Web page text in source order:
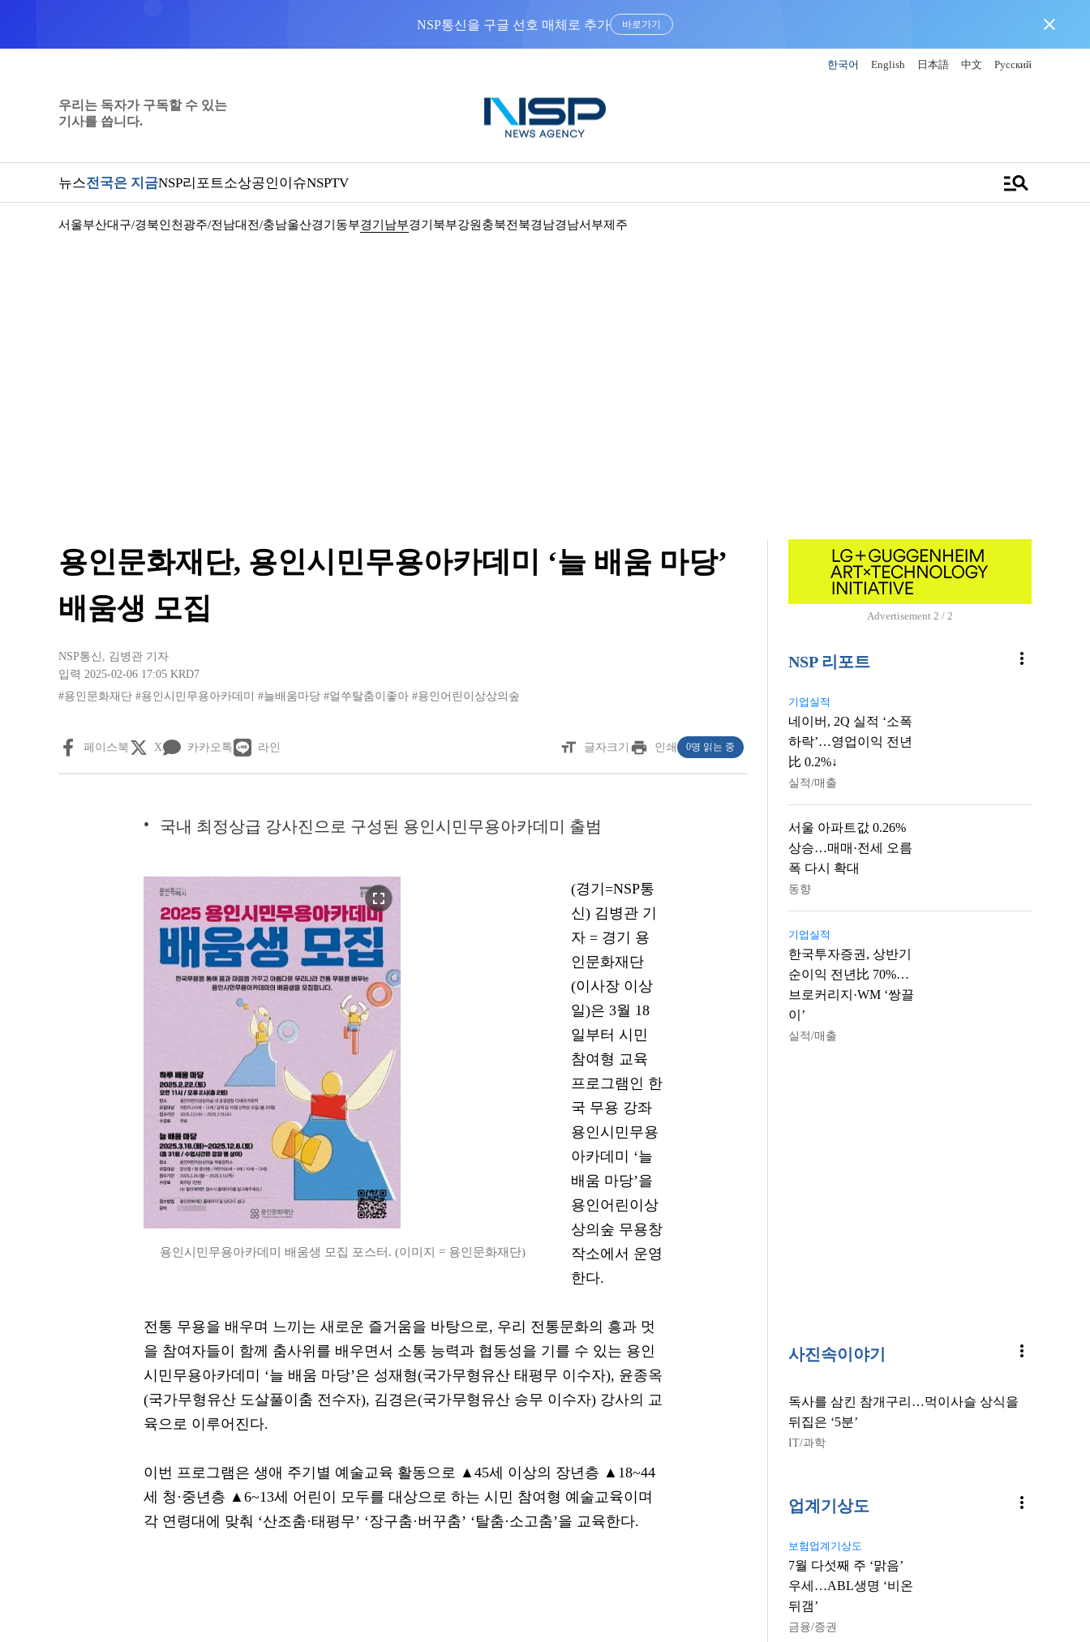
NSP통신을 구글 선호 매체로 추가 바로가기 close
한국어 English 日本語 中文 Русский
우리는 독자가 구독할 수 있는
기사를 씁니다.
뉴스전국은 지금NSP리포트소상공인이슈NSPTV manage_search
서울부산대구/경북인천 광주/전남대전/충남울산경기동부경기남부경기북부강원 충북전북경남경남서부제주
용인문화재단, 용인시민무용아카데미 ‘늘 배움 마당’
배움생 모집
NSP통신 , 김병관 기자
입력 2025-02-06 17:05 KRD7
#용인문화재단 #용인시민무용아카데미 #늘배움마당 #얼쑤탈춤이좋아 #용인어린이상상의숲
페이스북 X 카카오톡 라인 format_size 글자크기 print 인쇄 0명 읽는 중
국내 최정상급 강사진으로 구성된 용인시민무용아카데미 출범
fullscreen
용인시민무용아카데미 배움생 모집 포스터. (이미지 = 용인문화재단)
(경기=NSP통
신) 김병관 기
자 = 경기 용
인문화재단
(이사장 이상
일)은 3월 18
일부터 시민
참여형 교육
프로그램인 한
국 무용 강좌
용인시민무용
아카데미 ‘늘
배움 마당’을
용인어린이상
상의숲 무용창
작소에서 운영
한다.
전통 무용을 배우며 느끼는 새로운 즐거움을 바탕으로, 우리 전통문화의 흥과 멋
을 참여자들이 함께 춤사위를 배우면서 소통 능력과 협동성을 기를 수 있는 용인
시민무용아카데미 ‘늘 배움 마당’은 성재형(국가무형유산 태평무 이수자), 윤종옥
(국가무형유산 도살풀이춤 전수자), 김경은(국가무형유산 승무 이수자) 강사의 교
육으로 이루어진다.
이번 프로그램은 생애 주기별 예술교육 활동으로 ▲45세 이상의 장년층 ▲18~44
세 청·중년층 ▲6~13세 어린이 모두를 대상으로 하는 시민 참여형 예술교육이며
각 연령대에 맞춰 ‘산조춤·태평무’ ‘장구춤·버꾸춤’ ‘탈춤·소고춤’을 교육한다.
Advertisement 1 / 2
NSP 리포트 more_vert
기업실적
네이버, 2Q 실적 ‘소폭
하락’…영업이익 전년
比 0.2%↓
실적/매출
서울 아파트값 0.26%
상승…매매·전세 오름
폭 다시 확대
동향
기업실적
한국투자증권, 상반기
순이익 전년比 70%…
브로커리지·WM ‘쌍끌
이’
실적/매출
사진속이야기 more_vert
독사를 삼킨 참개구리…먹이사슬 상식을
뒤집은 ‘5분’
IT/과학
업계기상도 more_vert
보험업계기상도
7월 다섯째 주 ‘맑음’
우세…ABL생명 ‘비온
뒤갬’
금융/증권